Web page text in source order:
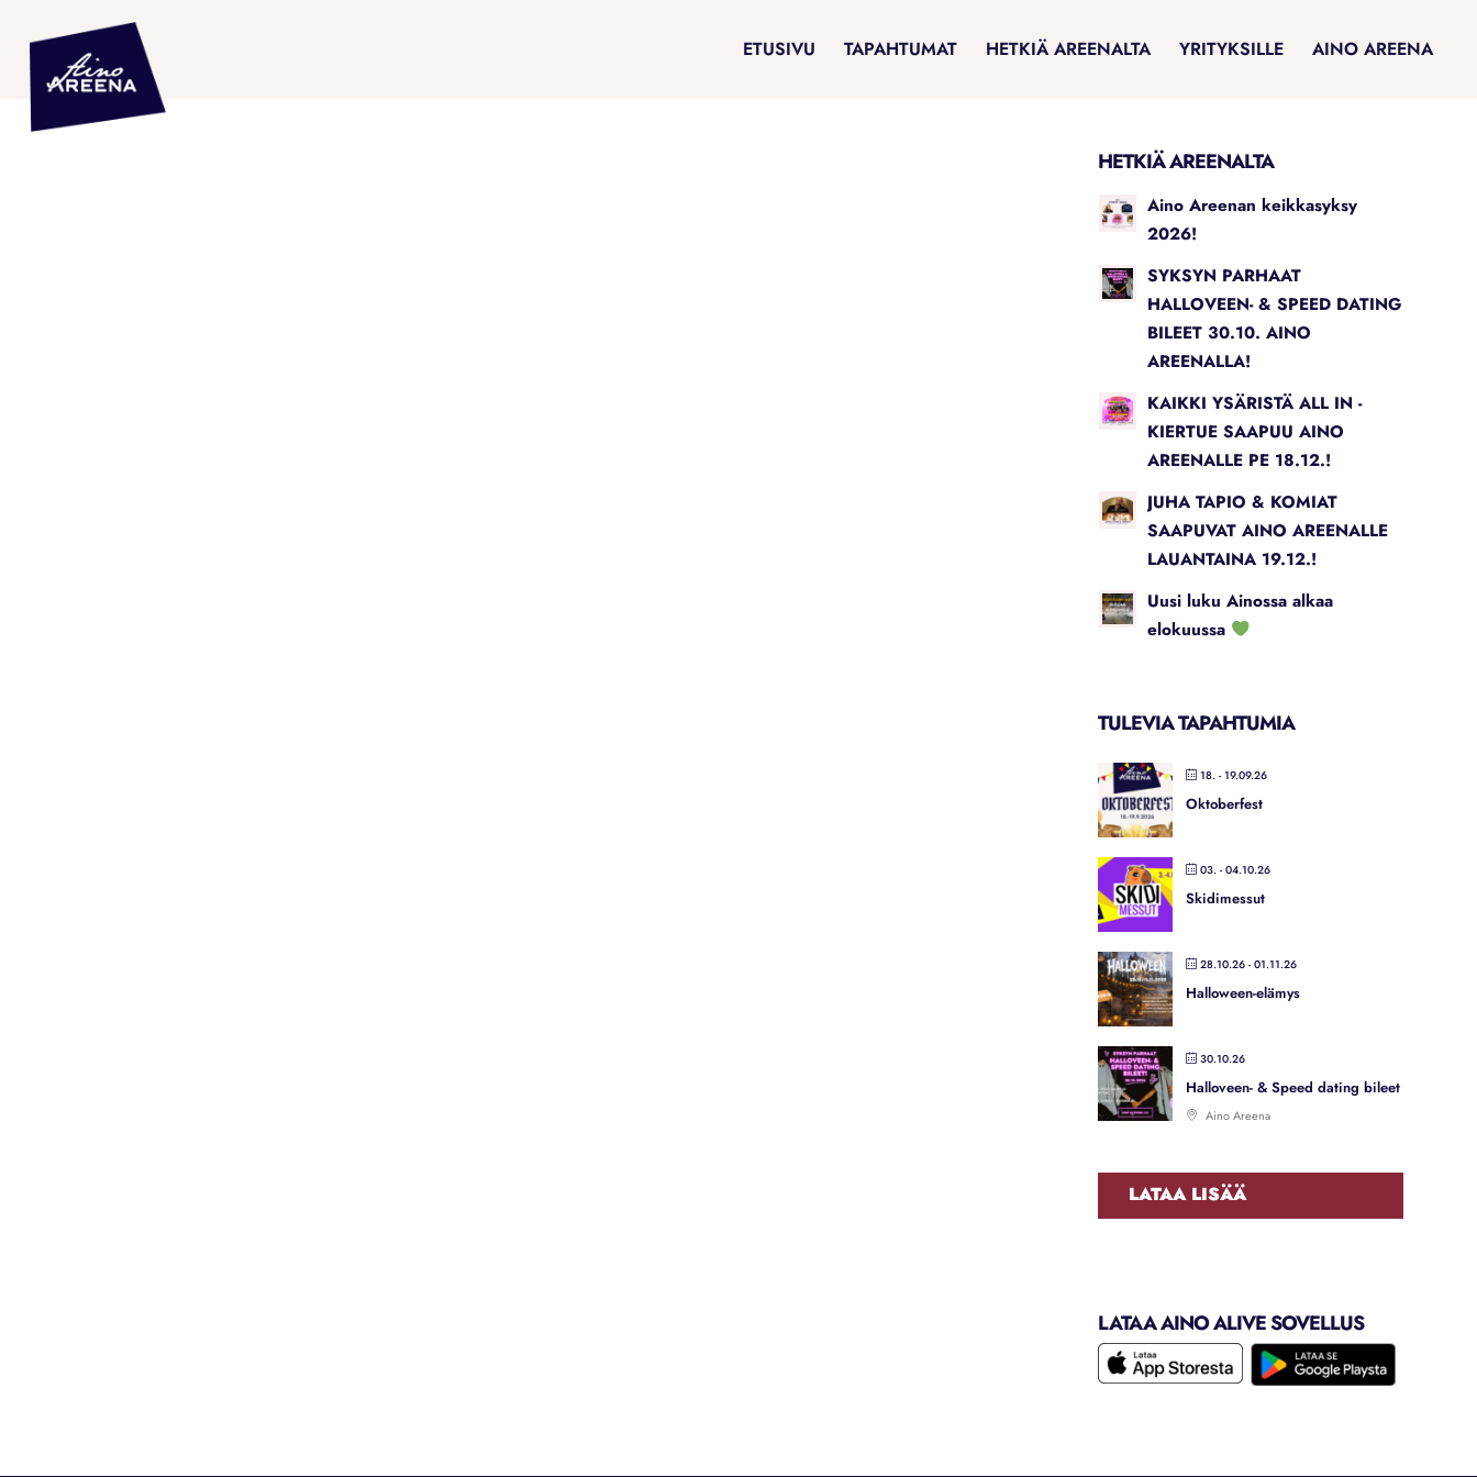
ETUSIVU TAPAHTUMAT HETKIÄ AREENALTA YRITYKSILLE AINO AREENA
HETKIÄ AREENALTA
Aino Areenan keikkasyksy
2026!
SYKSYN PARHAAT
HALLOVEEN- & SPEED DATING
BILEET 30.10. AINO
AREENALLA!
KAIKKI YSÄRISTÄ ALL IN -
KIERTUE SAAPUU AINO
AREENALLE PE 18.12.!
JUHA TAPIO & KOMIAT
SAAPUVAT AINO AREENALLE
LAUANTAINA 19.12.!
Uusi luku Ainossa alkaa
elokuussa
TULEVIA TAPAHTUMIA
18. - 19.09.26
Oktoberfest
03. - 04.10.26
Skidimessut
28.10.26 - 01.11.26
Halloween-elämys
30.10.26
Halloveen- & Speed dating bileet
Aino Areena
LATAA LISÄÄ
LATAA AINO ALIVE SOVELLUS